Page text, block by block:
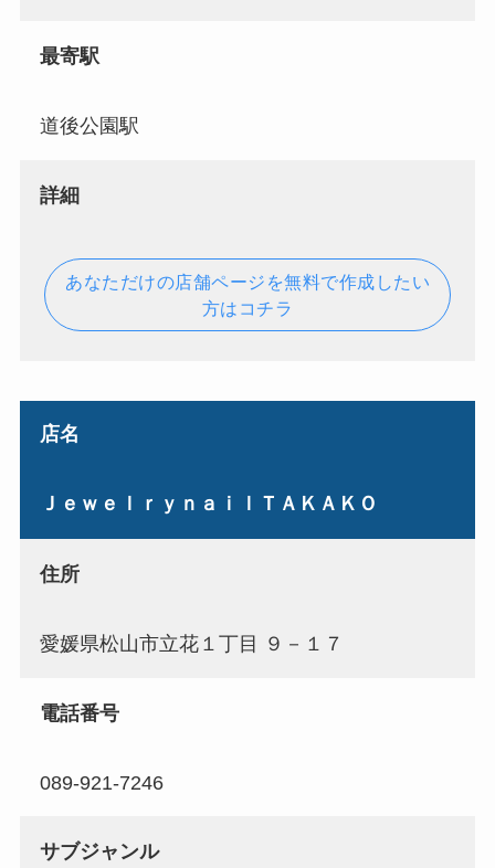
最寄駅
道後公園駅
詳細
あなただけの店舗ページを無料で作成したい
方はコチラ
店名
ＪｅｗｅｌｒｙｎａｉｌＴＡＫＡＫＯ
住所
愛媛県松山市立花１丁目 ９－１７
電話番号
089-921-7246
サブジャンル